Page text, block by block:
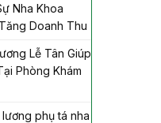
Nha Khoa
Doanh Thu
Lễ Tân Giúp
Phòng Khám
phụ tá nha